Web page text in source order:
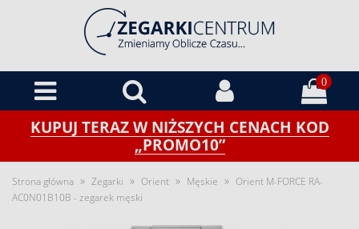
0
KUPUJ TERAZ W NIŻSZYCH CENACH KOD
„PROMO10”
Strona główna » Zegarki » Orient » Męskie » Orient M-FORCE RA-
AC0N01B10B - zegarek męski